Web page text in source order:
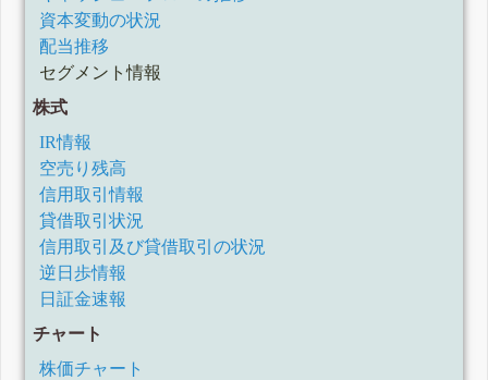
資本変動の状況
配当推移
セグメント情報
株式
IR情報
空売り残高
信用取引情報
貸借取引状況
信用取引及び貸借取引の状況
逆日歩情報
日証金速報
チャート
株価チャート